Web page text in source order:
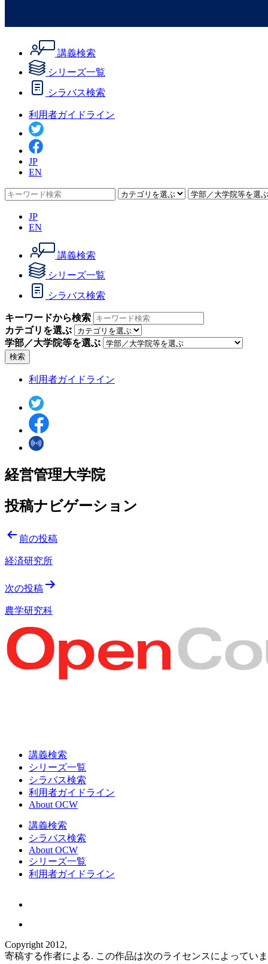
講義検索
シリーズ一覧
シラバス検索
利用者ガイドライン
JP
EN
JP
EN
講義検索
シリーズ一覧
シラバス検索
キーワードから検索
カテゴリを選ぶ
学部／大学院等を選ぶ
検索
利用者ガイドライン
経営管理大学院
投稿ナビゲーション
前の投稿
経済研究所
次の投稿
農学研究科
講義検索
シリーズ一覧
シラバス検索
利用者ガイドライン
About OCW
講義検索
シラバス検索
About OCW
シリーズ一覧
利用者ガイドライン
Copyright 2012,
寄稿する作者による. この作品は次のライセンスによってい